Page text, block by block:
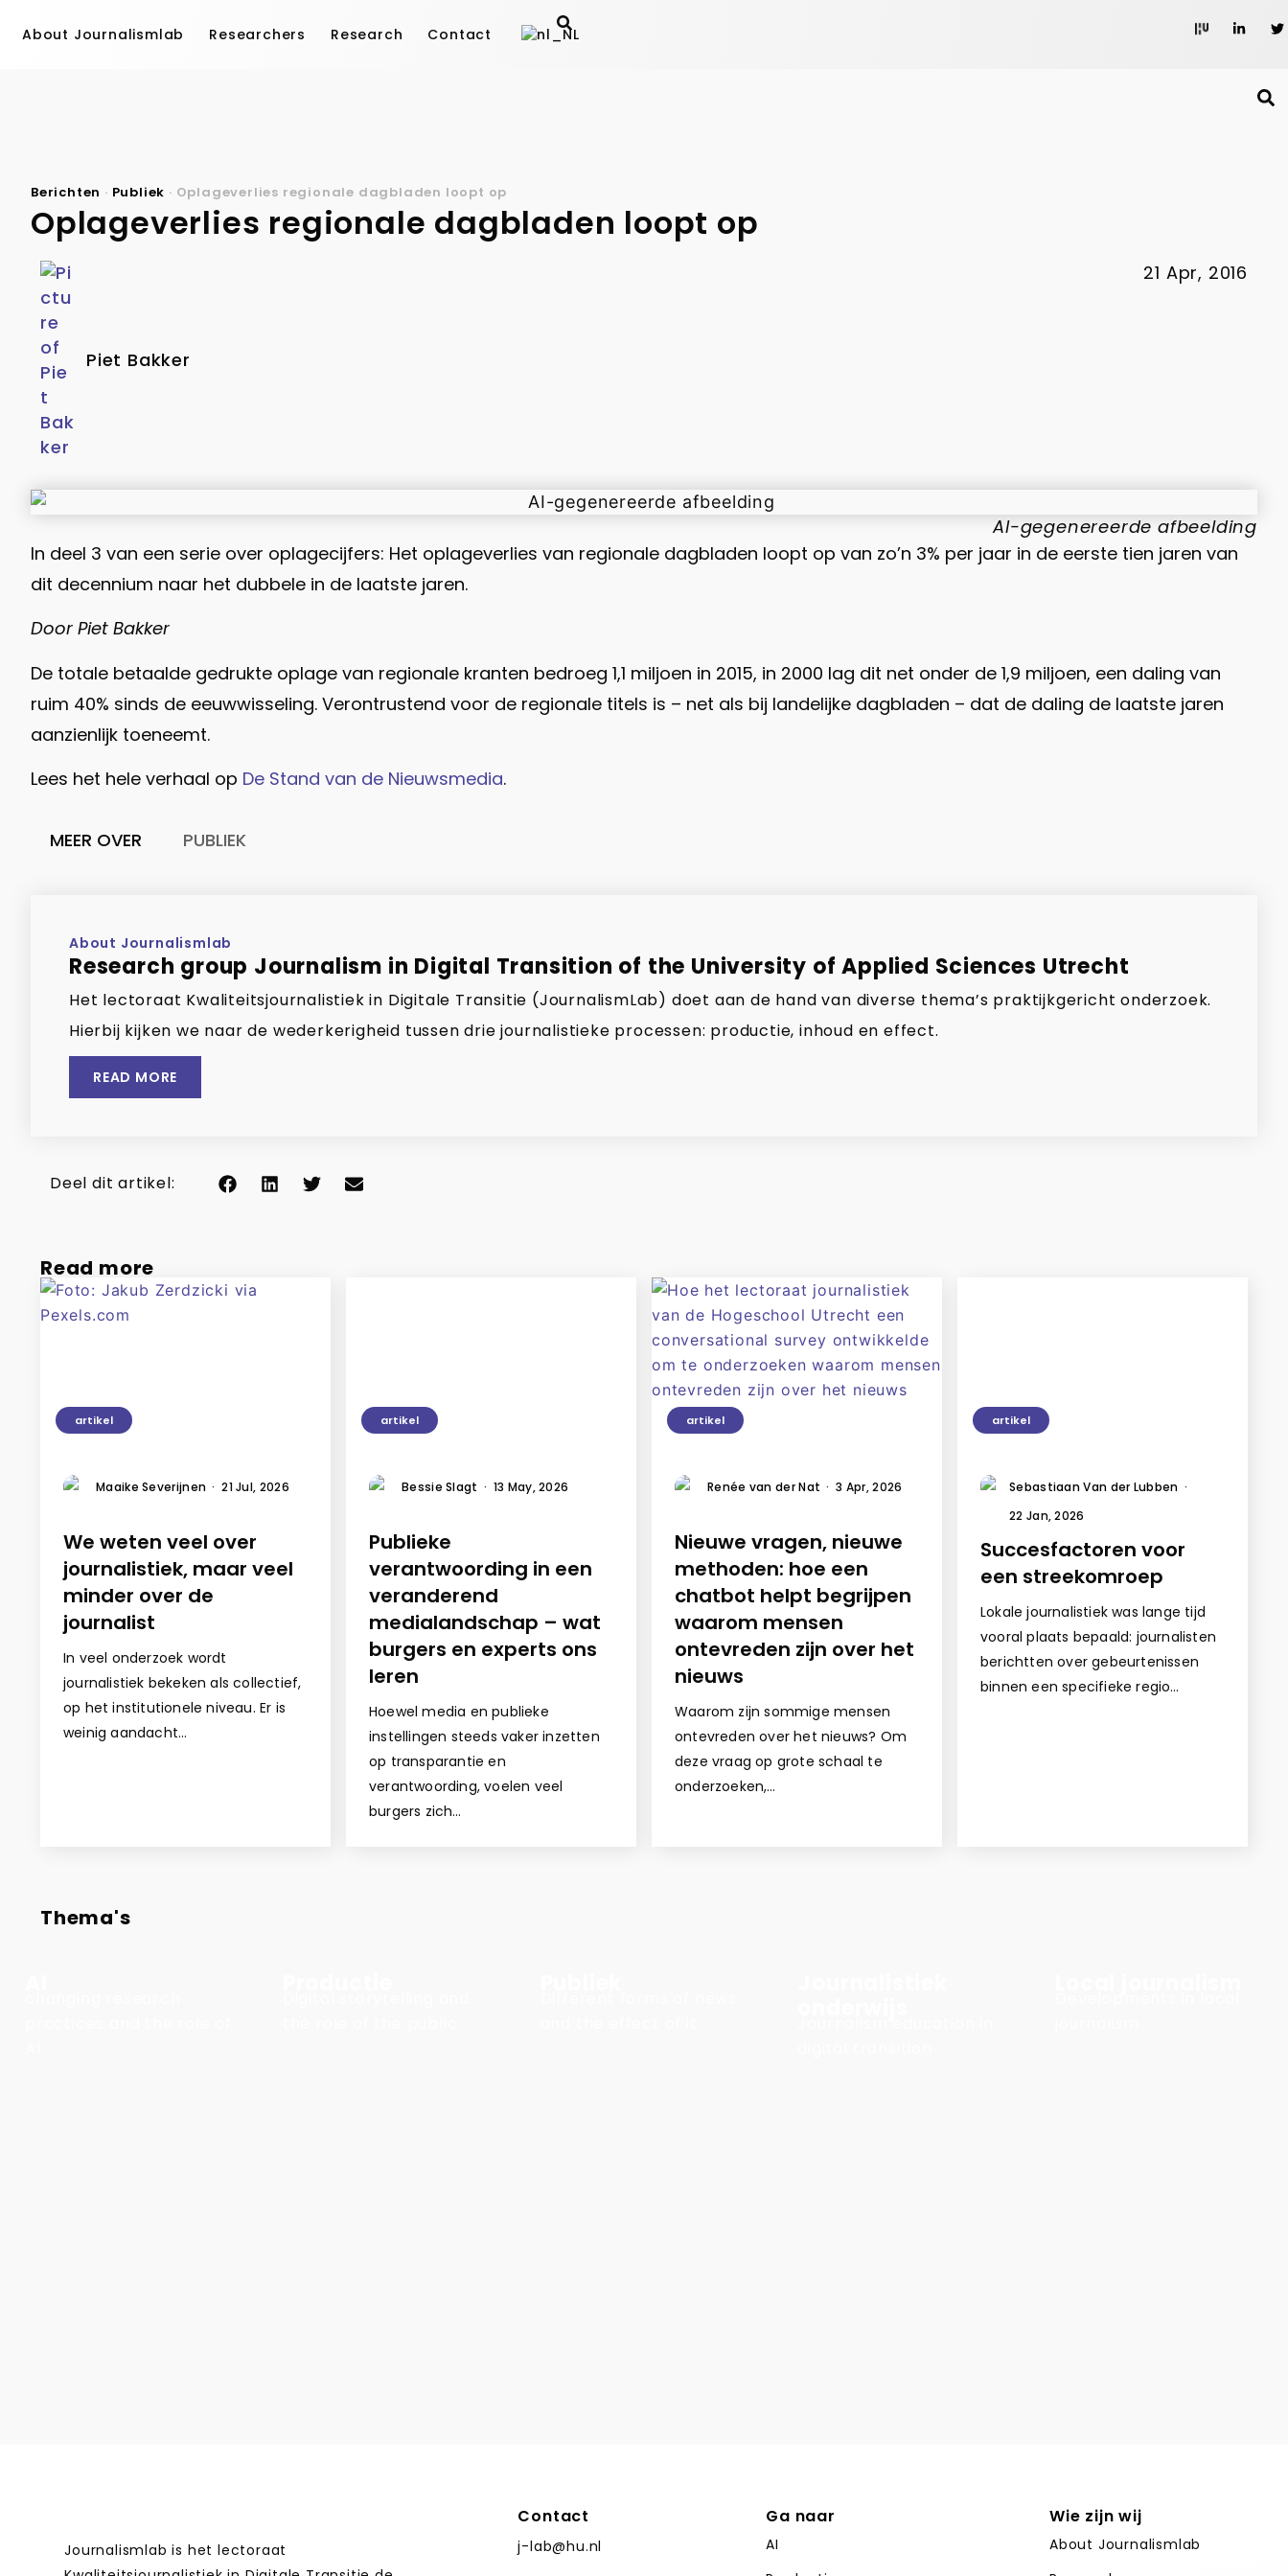
About Journalismlab Researchers Research Contact
Berichten · Publiek · Oplageverlies regionale dagbladen loopt op
Oplageverlies regionale dagbladen loopt op
Piet Bakker
21 Apr, 2016
AI-gegenereerde afbeelding
In deel 3 van een serie over oplagecijfers: Het oplageverlies van regionale dagbladen loopt op van zo’n 3% per jaar in de eerste tien jaren van
dit decennium naar het dubbele in de laatste jaren.
Door Piet Bakker
De totale betaalde gedrukte oplage van regionale kranten bedroeg 1,1 miljoen in 2015, in 2000 lag dit net onder de 1,9 miljoen, een daling van
ruim 40% sinds de eeuwwisseling. Verontrustend voor de regionale titels is – net als bij landelijke dagbladen – dat de daling de laatste jaren
aanzienlijk toeneemt.
Lees het hele verhaal op De Stand van de Nieuwsmedia.
MEER OVER PUBLIEK
About Journalismlab
Research group Journalism in Digital Transition of the University of Applied Sciences Utrecht
Het lectoraat Kwaliteitsjournalistiek in Digitale Transitie (JournalismLab) doet aan de hand van diverse thema’s praktijkgericht onderzoek.
Hierbij kijken we naar de wederkerigheid tussen drie journalistieke processen: productie, inhoud en effect.
READ MORE
Deel dit artikel:
Read more
artikel
Maaike Severijnen · 21 Jul, 2026
We weten veel over
journalistiek, maar veel
minder over de
journalist
In veel onderzoek wordt
journalistiek bekeken als collectief,
op het institutionele niveau. Er is
weinig aandacht…
artikel
Bessie Slagt · 13 May, 2026
Publieke
verantwoording in een
veranderend
medialandschap – wat
burgers en experts ons
leren
Hoewel media en publieke
instellingen steeds vaker inzetten
op transparantie en
verantwoording, voelen veel
burgers zich…
artikel
Renée van der Nat · 3 Apr, 2026
Nieuwe vragen, nieuwe
methoden: hoe een
chatbot helpt begrijpen
waarom mensen
ontevreden zijn over het
nieuws
Waarom zijn sommige mensen
ontevreden over het nieuws? Om
deze vraag op grote schaal te
onderzoeken,…
artikel
Sebastiaan Van der Lubben ·
22 Jan, 2026
Succesfactoren voor
een streekomroep
Lokale journalistiek was lange tijd
vooral plaats bepaald: journalisten
berichtten over gebeurtenissen
binnen een specifieke regio…
Thema's
Journalismlab is het lectoraat
Contact
j-lab@hu.nl
Ga naar
AI
Wie zijn wij
About Journalismlab